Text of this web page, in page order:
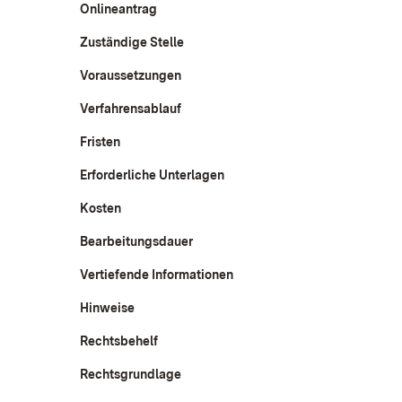
Onlineantrag
Zuständige Stelle
Voraussetzungen
Verfahrensablauf
Fristen
Erforderliche Unterlagen
Kosten
Bearbeitungsdauer
Vertiefende Informationen
Hinweise
Rechtsbehelf
Rechtsgrundlage